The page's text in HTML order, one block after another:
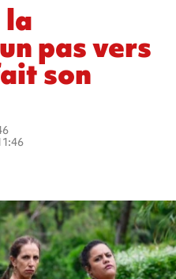
pas vers
son